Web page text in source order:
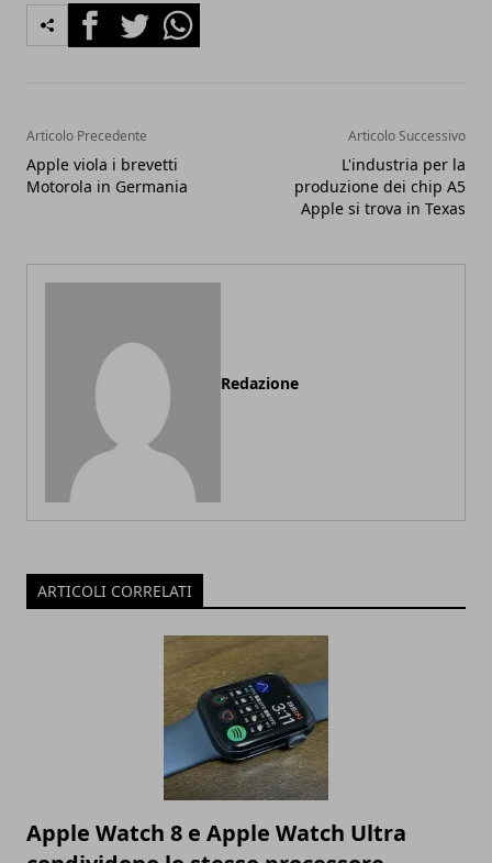
FacebookTwitterWhatsapp
Articolo Precedente
Apple viola i brevetti
Motorola in Germania
Articolo Successivo
L'industria per la
produzione dei chip A5
Apple si trova in Texas
Redazione
ARTICOLI CORRELATI
Apple Watch 8 e Apple Watch Ultra